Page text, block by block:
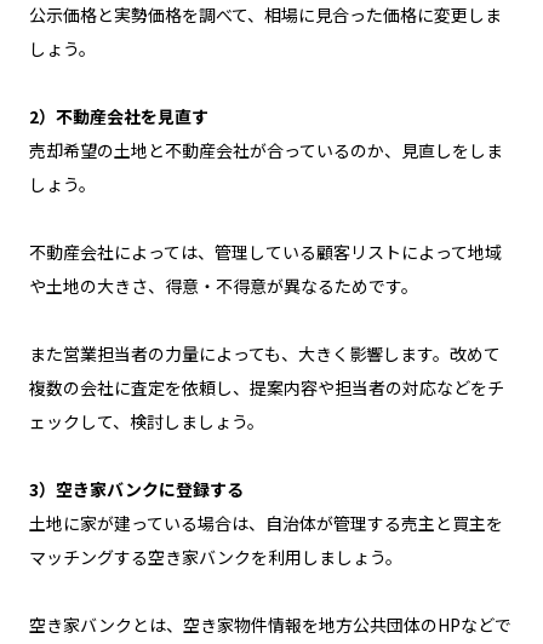
公示価格と実勢価格を調べて、相場に見合った価格に変更しま
しょう。
2）不動産会社を見直す
売却希望の土地と不動産会社が合っているのか、見直しをしま
しょう。
不動産会社によっては、管理している顧客リストによって地域
や土地の大きさ、得意・不得意が異なるためです。
また営業担当者の力量によっても、大きく影響します。改めて
複数の会社に査定を依頼し、提案内容や担当者の対応などをチ
ェックして、検討しましょう。
3）空き家バンクに登録する
土地に家が建っている場合は、自治体が管理する売主と買主を
マッチングする空き家バンクを利用しましょう。
空き家バンクとは、空き家物件情報を地方公共団体のHPなどで